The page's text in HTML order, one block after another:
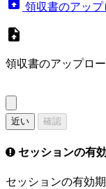
領収書のアップ
領収書のアップロ
近い 確認
セッションの有
セッションの有効